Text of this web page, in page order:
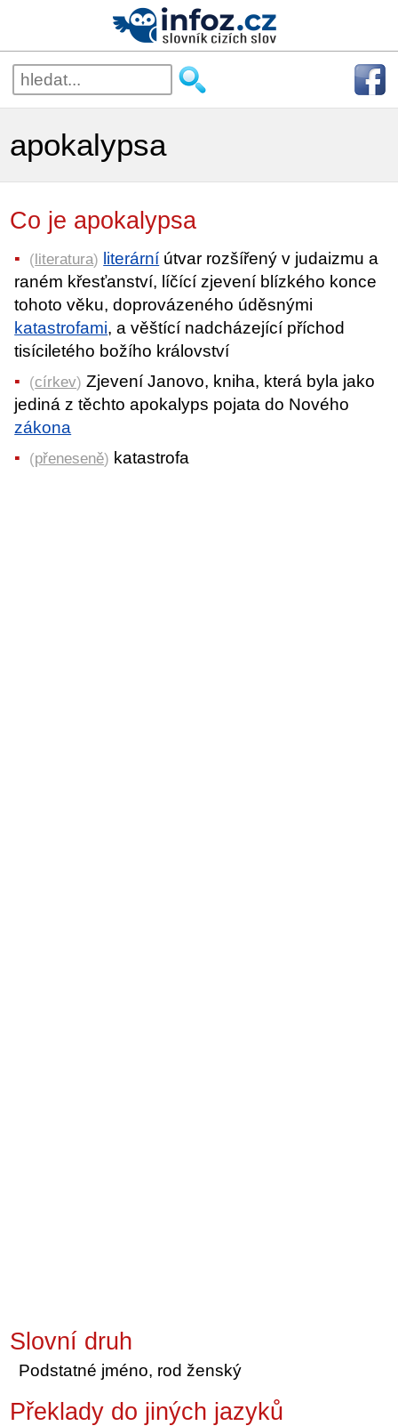
apokalypsa
Co je apokalypsa
(literatura) literární útvar rozšířený v judaizmu a
raném křesťanství, líčící zjevení blízkého konce
tohoto věku, doprovázeného úděsnými
katastrofami, a věštící nadcházející příchod
tisíciletého božího království
(církev) Zjevení Janovo, kniha, která byla jako
jediná z těchto apokalyps pojata do Nového
zákona
(přeneseně) katastrofa
Slovní druh
Podstatné jméno, rod ženský
Překlady do jiných jazyků